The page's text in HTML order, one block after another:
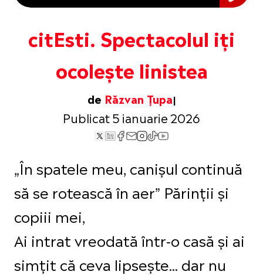
citEsti. Spectacolul iți
ocolește linistea
de Răzvan Țupa
Publicat 5 ianuarie 2026
„În spatele meu, canișul continuă
să se rotească în aer” Părinții și
copiii mei,
Ai intrat vreodată într-o casă și ai
simțit că ceva lipsește... dar nu